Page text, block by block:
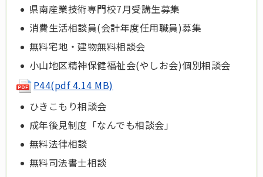
県南産業技術専門校7月受講生募集
消費生活相談員(会計年度任用職員)募集
無料宅地・建物無料相談会
小山地区精神保健福祉会(やしお会)個別相談会
P44(pdf 4.14 MB)
ひきこもり相談会
成年後見制度「なんでも相談会」
無料法律相談
無料司法書士相談